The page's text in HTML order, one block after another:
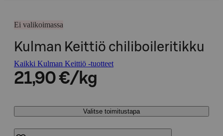
Ei valikoimassa
Kulman Keittiö chiliboileritikku
Kaikki Kulman Keittiö -tuotteet
21,90 €/kg
Valitse toimitustapa